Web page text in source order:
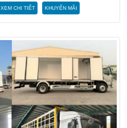
XEM CHI TIẾT KHUYẾN MÃI